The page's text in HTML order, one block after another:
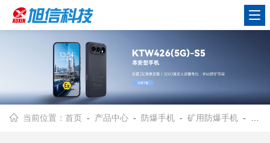
当前位置：首页 - 产品中心 - 防爆手机 -矿用防爆手机 - 旭信/5G矿用防爆智能手机/防护等级IP68